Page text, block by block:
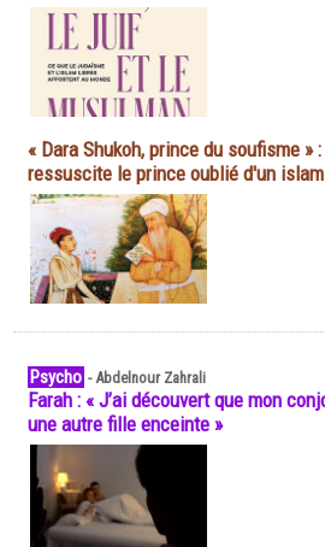
« Dara Shukoh, prince du soufisme »
ressuscite le prince oublié d'un
Psycho -Abdelnour Zahrali
Farah : « J’ai découvert que mon
une autre fille enceinte »